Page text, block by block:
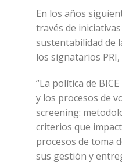
En los años
través de
sustentabilidad de
los signatarios
“La política de
y los procesos de
screening:
criterios que
procesos de toma
sus gestión y